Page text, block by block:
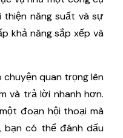
năng suất và sự
khả năng sắp xếp và
quan trọng lên
và trả lời nhanh hơn.
đoạn hội thoại mà
bạn có thể đánh dấu